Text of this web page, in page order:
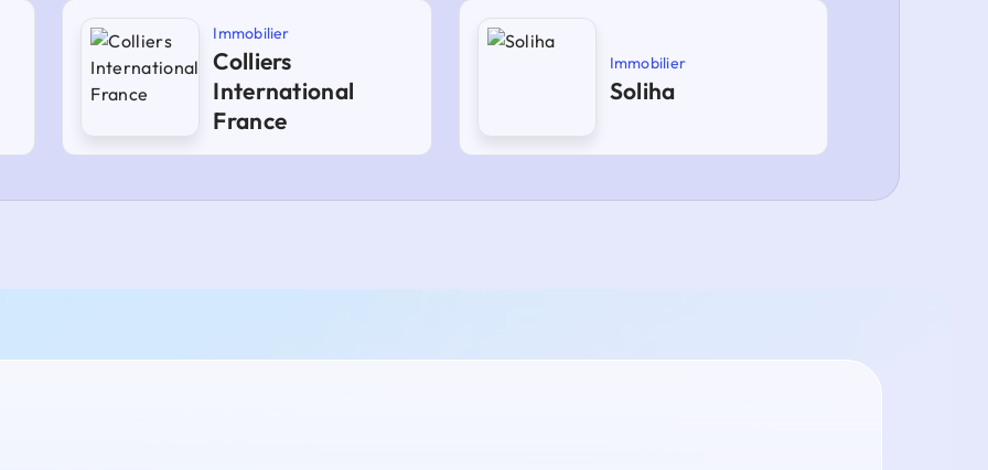
Immobilier
Colliers
International
France
Immobilier
Soliha